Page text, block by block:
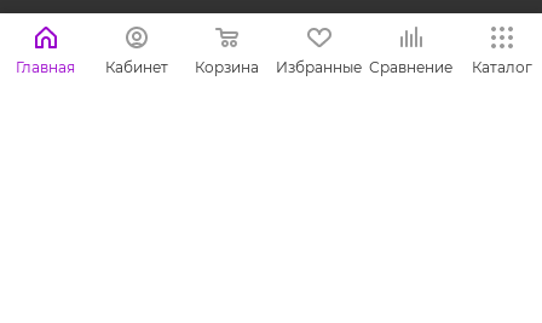
+7 499 705-26-28
Главная Кабинет Корзина Избранные Сравнение Каталог